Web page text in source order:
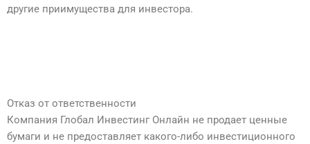
другие приимущества для инвестора.
Отказ от ответственности
Компания Глобал Инвестинг Онлайн не продает ценные
бумаги и не предоставляет какого-либо инвестиционного